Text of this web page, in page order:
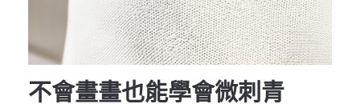
不會畫畫也能學會微刺青